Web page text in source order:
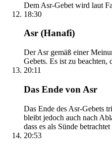
Dem Asr-Gebet wird laut
18:30
Asr (Hanafi)
Der Asr gemäß einer
Gebets. Es ist zu
20:11
Das Ende von Asr
Das Ende des Asr-Gebets
bleibt jedoch auch nach
dass es als Sünde
20:53